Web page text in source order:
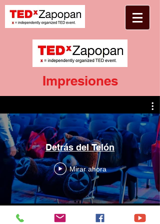
Impresiones
Detrás del Telón
Mirar ahora